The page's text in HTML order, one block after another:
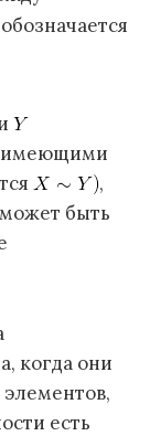
имеющими
,
может быть
когда они
элементов,
есть